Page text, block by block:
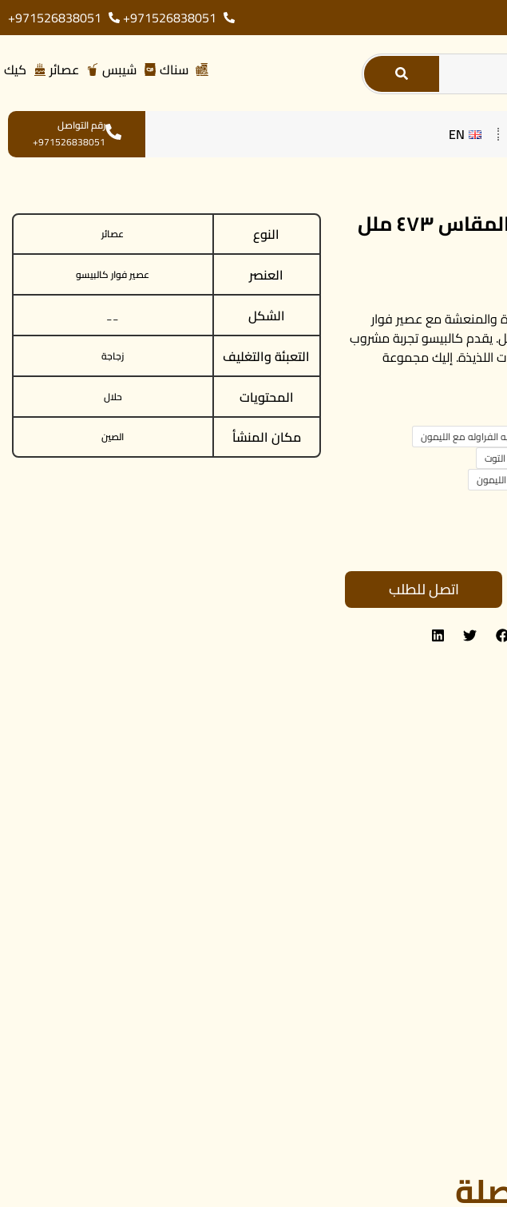
971526838051+
971526838051+
سناك شيبس عصائر كيك
EN
رقم التواصل
971526838051+
٤٧٣ ملل
والمنعشة مع عصير فوار
الذي يأتي بحجم 473 ملل. يقدم كالبيسو تجربة مشروب
إليك مجموعة
الفراوله مع الليمون
اتصل للطلب
النوع عصائر
العنصر عصير فوار كالبيسو
الشكل __
التعبئة والتغليف زجاجة
المحتويات حلال
مكان المنشأ الصين